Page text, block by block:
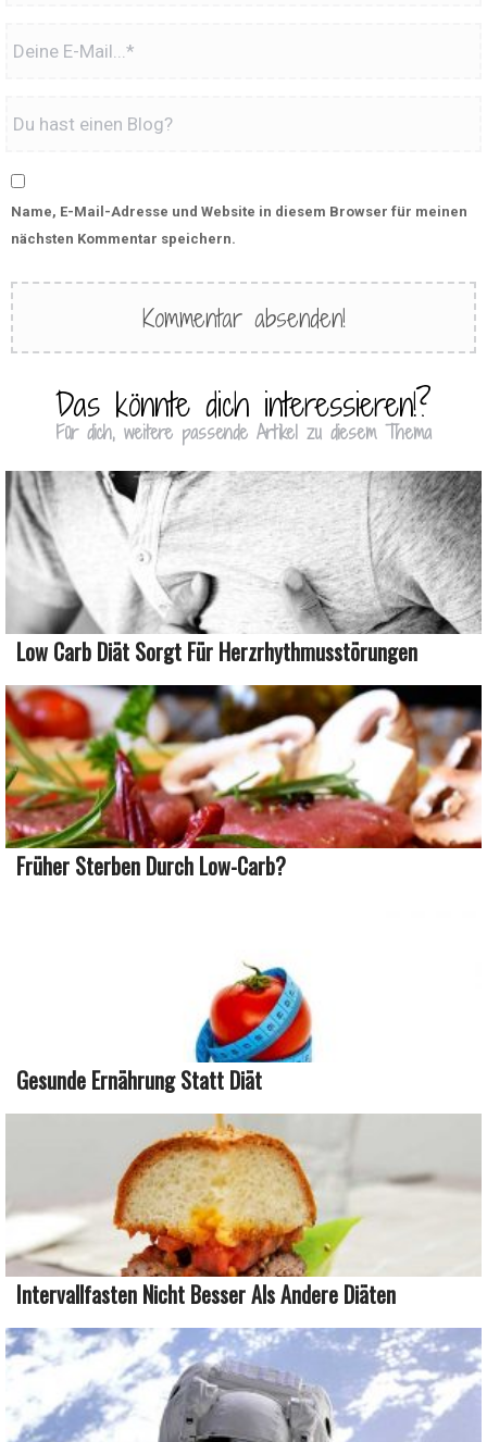
Name, E-Mail-Adresse und Website in diesem Browser für meinen
nächsten Kommentar speichern.
Das könnte dich interessieren!?
Für dich, weitere passende Artikel zu diesem Thema
Low Carb Diät Sorgt Für Herzrhythmusstörungen
Früher Sterben Durch Low-Carb?
Gesunde Ernährung Statt Diät
Intervallfasten Nicht Besser Als Andere Diäten